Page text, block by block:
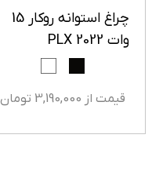
چراغ استوانه روکار 15
وات PLX 2022
قیمت از 3,190,000 تومان